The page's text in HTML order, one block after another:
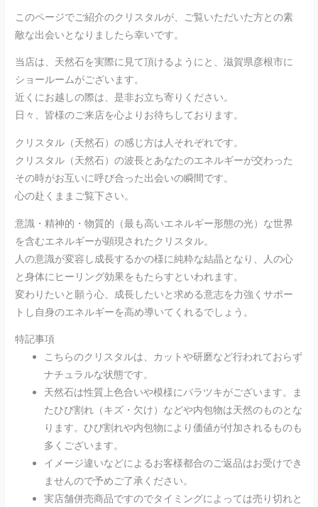
このページでご紹介のクリスタルが、ご覧いただいた方との素
敵な出会いとなりましたら幸いです。
当店は、天然石を実際に見て頂けるようにと、滋賀県彦根市に
ショールームがございます。
近くにお越しの際は、是非お立ち寄りください。
日々、皆様のご来店を心よりお待ちしております。
クリスタル（天然石）の感じ方は人それぞれです。
クリスタル（天然石）の波長とあなたのエネルギーが交わった
その時がお互いに呼び合った出会いの瞬間です。
心の赴くままご覧下さい。
意識・精神的・物質的（最も高いエネルギー形態の光）な世界
を含むエネルギーが顕現されたクリスタル。
人の意識が変容し成長するかの様に純粋な結晶となり、人の心
と身体にヒーリング効果をもたらすといわれます。
変わりたいと願う心、成長したいと求める意志を力強くサポー
トし自身のエネルギーを高め導いてくれるでしょう。
特記事項
こちらのクリスタルは、カットや研磨など行われておらず
ナチュラルな状態です。
天然石は性質上色合いや模様にバラツキがございます。ま
たひび割れ（キズ・欠け）などや内包物は天然のものとな
ります。ひび割れや内包物により価値が付加されるものも
多くございます。
イメージ違いなどによるお客様都合のご返品はお受けでき
ませんので予めご了承ください。
実店舗併売商品ですのでタイミングによっては売り切れと